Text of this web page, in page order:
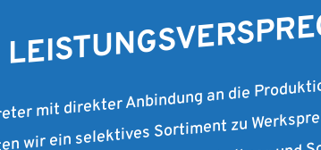
mit direkter Anbindung an die
wir ein selektives Sortiment zu